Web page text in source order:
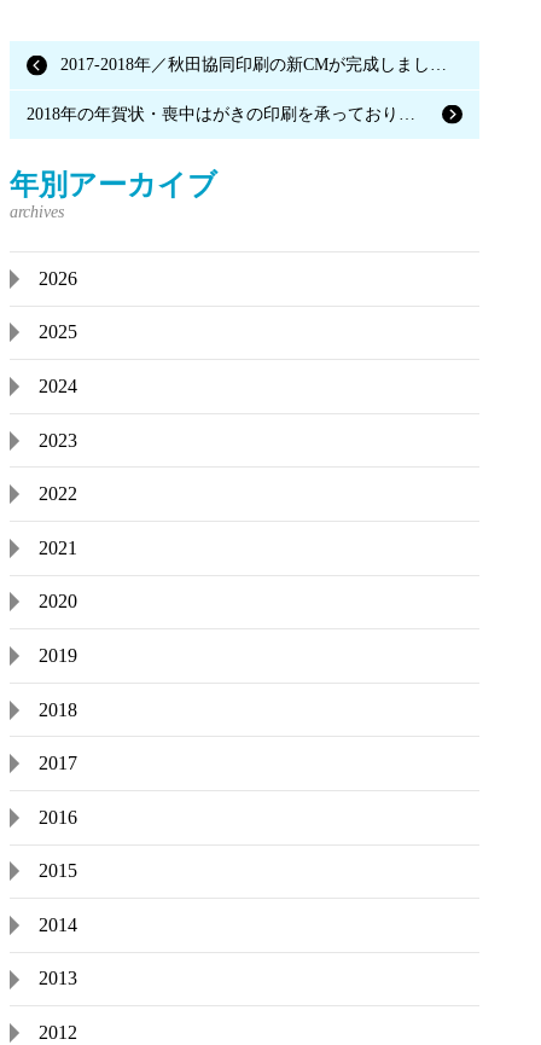
2017-2018年／秋田協同印刷の新CMが完成しました。
年別アーカイブ
2026
2025
2024
2023
2022
2021
2020
2019
2018
2017
2016
2015
2014
2013
2012